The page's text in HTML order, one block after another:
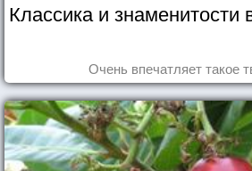
Классика и знаменитости
Очень впечатляет такое